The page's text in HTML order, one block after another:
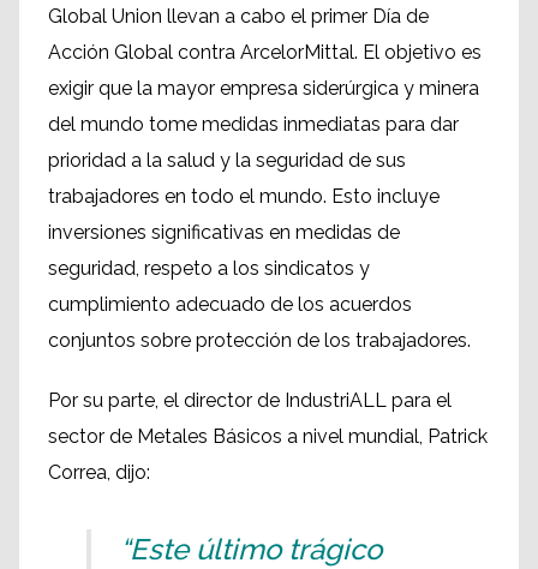
Global Union llevan a cabo el primer Día de
Acción Global contra ArcelorMittal. El objetivo es
exigir que la mayor empresa siderúrgica y minera
del mundo tome medidas inmediatas para dar
prioridad a la salud y la seguridad de sus
trabajadores en todo el mundo. Esto incluye
inversiones significativas en medidas de
seguridad, respeto a los sindicatos y
cumplimiento adecuado de los acuerdos
conjuntos sobre protección de los trabajadores.
Por su parte, el director de IndustriALL para el
sector de Metales Básicos a nivel mundial, Patrick
Correa, dijo:
“Este último trágico